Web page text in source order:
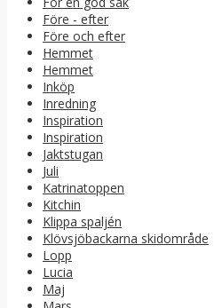
Före - efter
Före och efter
Hemmet
Hemmet
Inköp
Inredning
Inspiration
Inspiration
Jaktstugan
Juli
Katrinatoppen
Kitchin
Klippa spaljén
Klövsjöbackarna skidområde
Lopp
Lucia
Maj